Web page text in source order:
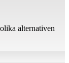
alternativen